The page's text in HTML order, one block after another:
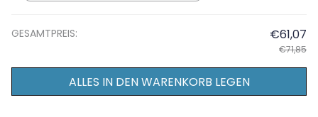
GESAMTPREIS: €61,07
€71,85
ALLES IN DEN WARENKORB LEGEN